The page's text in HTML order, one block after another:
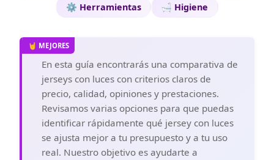
⚙️ Herramientas
🛁 Higiene
En esta guía encontrarás una comparativa de
jerseys con luces con criterios claros de
precio, calidad, opiniones y prestaciones.
Revisamos varias opciones para que puedas
identificar rápidamente qué jersey con luces
se ajusta mejor a tu presupuesto y a tu uso
real. Nuestro objetivo es ayudarte a